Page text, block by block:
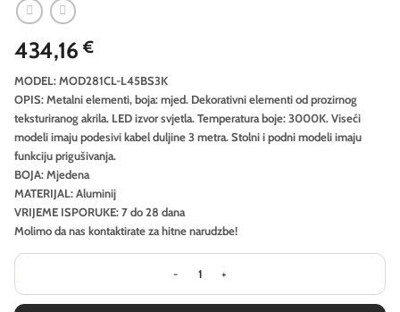
434,16€
MODEL: MOD281CL-L45BS3K
OPIS: Metalni elementi, boja: mjed. Dekorativni elementi od prozirnog
teksturiranog akrila. LED izvor svjetla. Temperatura boje: 3000K. Viseći
modeli imaju podesivi kabel duljine 3 metra. Stolni i podni modeli imaju
funkciju prigušivanja.
BOJA: Mjedena
MATERIJAL: Aluminij
VRIJEME ISPORUKE: 7 do 28 dana
Molimo da nas kontaktirate za hitne narudzbe!
Stropna svjetiljka Maytoni Breeze -